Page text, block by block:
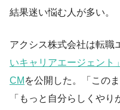
結果迷い悩む人が多い。
アクシス株式会社は転職
いキャリアエージェント
CM を公開した。「この
「もっと自分らしくや